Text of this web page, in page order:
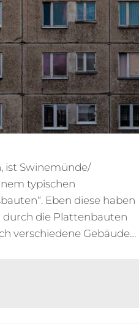
ist Swinemünde/
typischen
Eben diese haben
die Plattenbauten
verschiedene Gebäude…